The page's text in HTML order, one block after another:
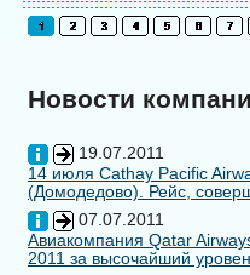
Новости
19.07.2011
14 июля Cathay Pacific
(Домодедово). Рейс,
07.07.2011
Авиакомпания Qatar
2011 за высочайший